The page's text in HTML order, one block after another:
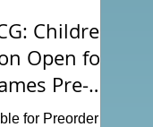
Children
Open for
Pre-
for Preorder for